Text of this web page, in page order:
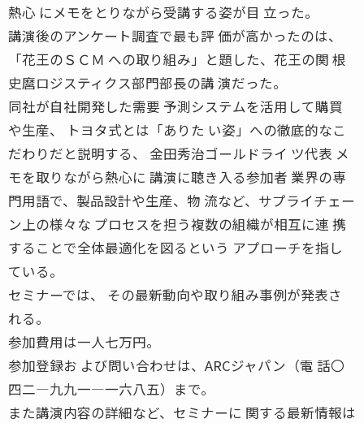
熱心 にメモをとりながら受講する姿が目 立った。
講演後のアンケート調査で最も評 価が高かったのは、
「花王のＳＣＭ への取り組み」と題した、花王の関 根
史麿ロジスティクス部門部長の講 演だった。
同社が自社開発した需要 予測システムを活用して購買
や生産、 トヨタ式とは「ありた い姿」への徹底的なこ
だわりだと説明する、 金田秀治ゴールドライ ツ代表 メ
モを取りながら熱心に 講演に聴き入る参加者 業界の専
門用語で、製品設計や生産、物 流など、サプライチェー
ン上の様々な プロセスを担う複数の組織が相互に連 携
することで全体最適化を図るという アプローチを指し
ている。
セミナーでは、 その最新動向や取り組み事例が発表さ
れる。
参加費用は一人七万円。
参加登録お よび問い合わせは、ARCジャパン（電 話〇
四二―九九一―一六八五）まで。
また講演内容の詳細など、セミナーに 関する最新情報は